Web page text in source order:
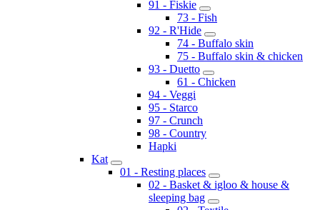
91 - Fiskie
73 - Fish
92 - R'Hide
74 - Buffalo skin
75 - Buffalo skin & chicken
93 - Duetto
61 - Chicken
94 - Veggi
95 - Starco
97 - Crunch
98 - Country
Hapki
Kat
01 - Resting places
02 - Basket & igloo & house &
sleeping bag